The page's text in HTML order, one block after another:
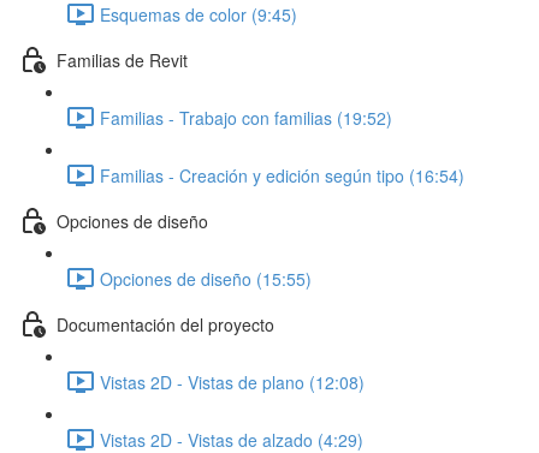
Esquemas de color (9:45)
Familias de Revit
Familias - Trabajo con familias (19:52)
Familias - Creación y edición según tipo (16:54)
Opciones de diseño
Opciones de diseño (15:55)
Documentación del proyecto
Vistas 2D - Vistas de plano (12:08)
Vistas 2D - Vistas de alzado (4:29)